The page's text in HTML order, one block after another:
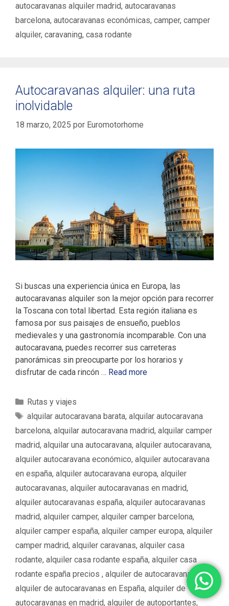
autocaravanas alquiler madrid, autocaravanas
barcelona, autocaravanas económicas, camper, camper
alquiler, caravaning, casa rodante
Autocaravanas alquiler: una ruta
inolvidable
18 marzo, 2025 por Euromotorhome
Si buscas una experiencia única en Europa, las
autocaravanas alquiler son la mejor opción para recorrer
la Toscana con total libertad. Esta región italiana es
famosa por sus paisajes de ensueño, pueblos
medievales y una gastronomía incomparable. Con una
autocaravana, puedes recorrer sus carreteras
panorámicas sin preocuparte por los horarios y
disfrutar de cada rincón … Read more
C
a
g
o
r
í
a
s
Rutas y viajes
E
t
u
e
t
a
s
alquilar autocaravana barata, alquilar autocaravana
barcelona, alquilar autocaravana madrid, alquilar camper
madrid, alquilar una autocaravana, alquiler autocaravana,
alquiler autocaravana económico, alquiler autocaravana
en españa, alquiler autocaravana europa, alquiler
autocaravanas, alquiler autocaravanas en madrid,
alquiler autocaravanas españa, alquiler autocaravanas
madrid, alquiler camper, alquiler camper barcelona,
alquiler camper españa, alquiler camper europa, alquiler
camper madrid, alquiler caravanas, alquiler casa
rodante, alquiler casa rodante españa, alquiler casa
rodante españa precios ‌‌ , alquiler de autocaravanas ,
alquiler de autocaravanas en España, alquiler de
autocaravanas en madrid, alquiler de autoportantes,